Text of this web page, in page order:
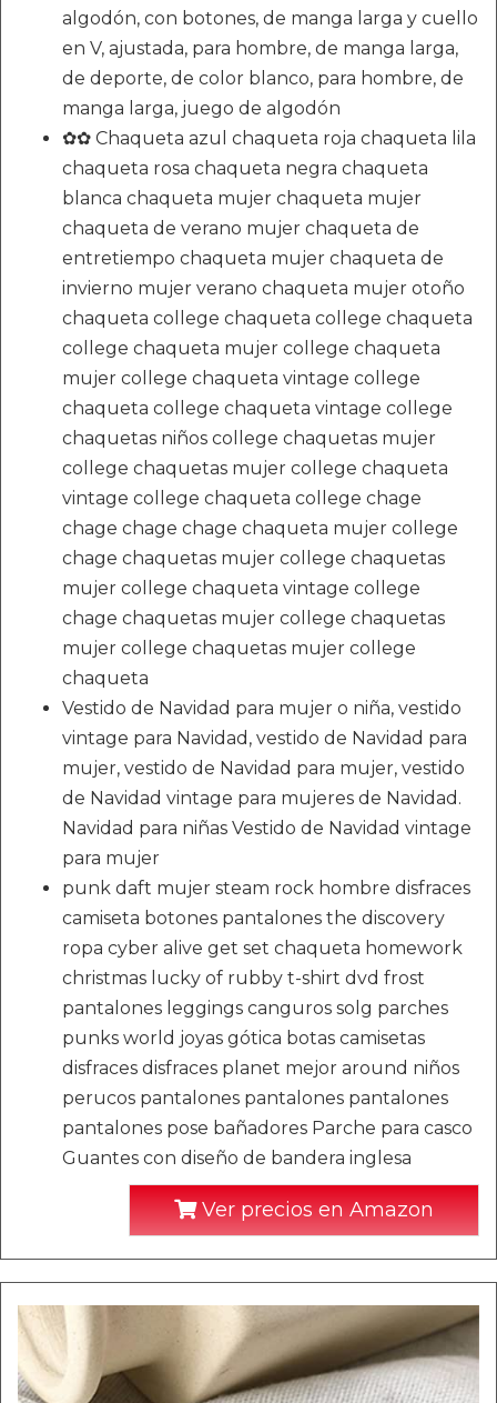
algodón, con botones, de manga larga y cuello
en V, ajustada, para hombre, de manga larga,
de deporte, de color blanco, para hombre, de
manga larga, juego de algodón
✿✿ Chaqueta azul chaqueta roja chaqueta lila
chaqueta rosa chaqueta negra chaqueta
blanca chaqueta mujer chaqueta mujer
chaqueta de verano mujer chaqueta de
entretiempo chaqueta mujer chaqueta de
invierno mujer verano chaqueta mujer otoño
chaqueta college chaqueta college chaqueta
college chaqueta mujer college chaqueta
mujer college chaqueta vintage college
chaqueta college chaqueta vintage college
chaquetas niños college chaquetas mujer
college chaquetas mujer college chaqueta
vintage college chaqueta college chage
chage chage chage chaqueta mujer college
chage chaquetas mujer college chaquetas
mujer college chaqueta vintage college
chage chaquetas mujer college chaquetas
mujer college chaquetas mujer college
chaqueta
Vestido de Navidad para mujer o niña, vestido
vintage para Navidad, vestido de Navidad para
mujer, vestido de Navidad para mujer, vestido
de Navidad vintage para mujeres de Navidad.
Navidad para niñas Vestido de Navidad vintage
para mujer
punk daft mujer steam rock hombre disfraces
camiseta botones pantalones the discovery
ropa cyber alive get set chaqueta homework
christmas lucky of rubby t-shirt dvd frost
pantalones leggings canguros solg parches
punks world joyas gótica botas camisetas
disfraces disfraces planet mejor around niños
perucos pantalones pantalones pantalones
pantalones pose bañadores Parche para casco
Guantes con diseño de bandera inglesa
Ver precios en Amazon